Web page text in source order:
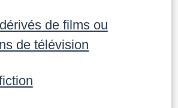
de films ou
de télévision